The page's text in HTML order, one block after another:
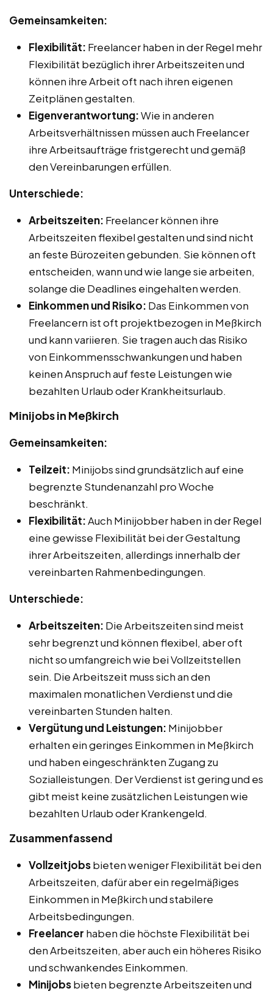
Gemeinsamkeiten:
Flexibilität: Freelancer haben in der Regel mehr
Flexibilität bezüglich ihrer Arbeitszeiten und
können ihre Arbeit oft nach ihren eigenen
Zeitplänen gestalten.
Eigenverantwortung:Wie in anderen
Arbeitsverhältnissen müssen auch Freelancer
ihre Arbeitsaufträge fristgerecht und gemäß
den Vereinbarungen erfüllen.
Unterschiede:
Arbeitszeiten: Freelancer können ihre
Arbeitszeiten flexibel gestalten und sind nicht
an feste Bürozeiten gebunden. Sie können oft
entscheiden, wann und wie lange sie arbeiten,
solange die Deadlines eingehalten werden.
Einkommen und Risiko: Das Einkommen von
Freelancern ist oft projektbezogen in Meßkirch
und kann variieren. Sie tragen auch das Risiko
von Einkommensschwankungen und haben
keinen Anspruch auf feste Leistungen wie
bezahlten Urlaub oder Krankheitsurlaub.
Minijobs in Meßkirch
Gemeinsamkeiten:
Teilzeit: Minijobs sind grundsätzlich auf eine
begrenzte Stundenanzahl pro Woche
beschränkt.
Flexibilität:Auch Minijobber haben in der Regel
eine gewisse Flexibilität bei der Gestaltung
ihrer Arbeitszeiten, allerdings innerhalb der
vereinbarten Rahmenbedingungen.
Unterschiede:
Arbeitszeiten: Die Arbeitszeiten sind meist
sehr begrenzt und können flexibel, aber oft
nicht so umfangreich wie bei Vollzeitstellen
sein. Die Arbeitszeit muss sich an den
maximalen monatlichen Verdienst und die
vereinbarten Stunden halten.
Vergütung und Leistungen: Minijobber
erhalten ein geringes Einkommen in Meßkirch
und haben eingeschränkten Zugang zu
Sozialleistungen. Der Verdienst ist gering und es
gibt meist keine zusätzlichen Leistungen wie
bezahlten Urlaub oder Krankengeld.
Zusammenfassend
Vollzeitjobsbieten weniger Flexibilität bei den
Arbeitszeiten, dafür aber ein regelmäßiges
Einkommen in Meßkirch und stabilere
Arbeitsbedingungen.
Freelancer haben die höchste Flexibilität bei
den Arbeitszeiten, aber auch ein höheres Risiko
und schwankendes Einkommen.
Minijobsbieten begrenzte Arbeitszeiten und